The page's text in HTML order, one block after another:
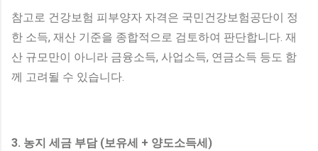
참고로 건강보험 피부양자 자격은 국민건강보험공단이 정
한 소득, 재산 기준을 종합적으로 검토하여 판단합니다. 재
산 규모만이 아니라 금융소득, 사업소득, 연금소득 등도 함
께 고려될 수 있습니다.
3. 농지 세금 부담 (보유세 + 양도소득세)